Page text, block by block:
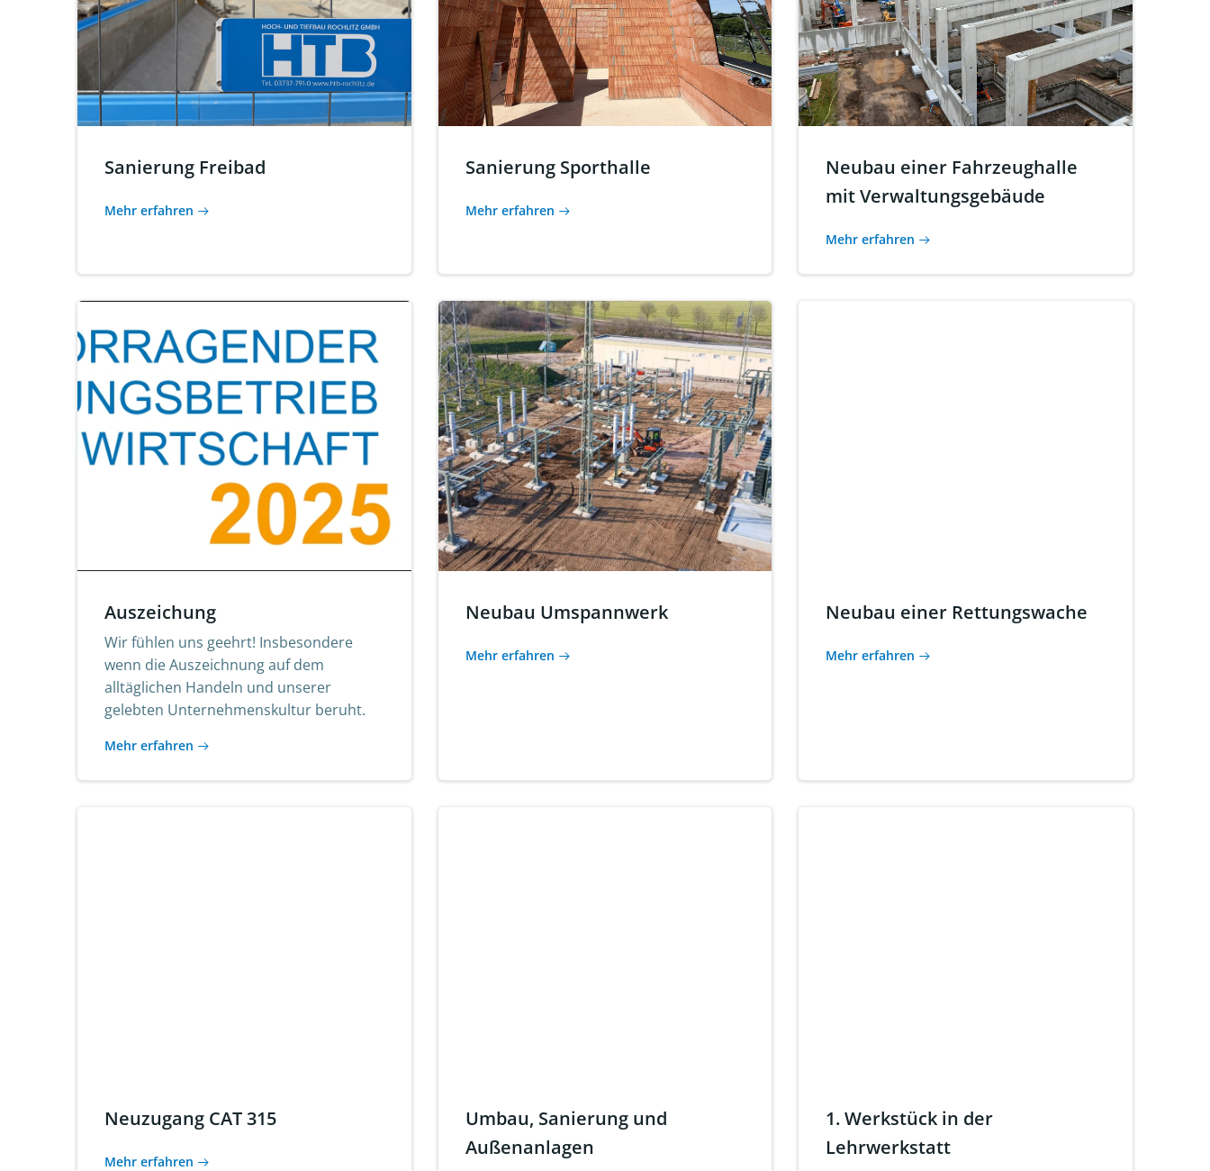
Sanierung Freibad
Mehr erfahren
Sanierung Sporthalle
Mehr erfahren
Neubau einer Fahrzeughalle
mit Verwaltungsgebäude
Mehr erfahren
Auszeichung
Wir fühlen uns geehrt! Insbesondere
wenn die Auszeichnung auf dem
alltäglichen Handeln und unserer
gelebten Unternehmenskultur beruht.
Mehr erfahren
Neubau Umspannwerk
Mehr erfahren
Neubau einer Rettungswache
Mehr erfahren
Neuzugang CAT 315
Mehr erfahren
Umbau, Sanierung und
Außenanlagen
1. Werkstück in der
Lehrwerkstatt